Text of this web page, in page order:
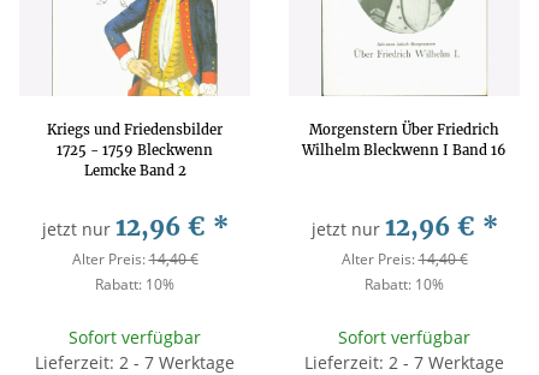
Kriegs und Friedensbilder
1725 - 1759 Bleckwenn
Lemcke Band 2
jetzt nur 12,96 € *
Alter Preis:14,40 €
Rabatt: 10%
Sofort verfügbar
Lieferzeit: 2 - 7 Werktage
Morgenstern Über Friedrich
Wilhelm Bleckwenn I Band 16
jetzt nur 12,96 € *
Alter Preis:14,40 €
Rabatt: 10%
Sofort verfügbar
Lieferzeit: 2 - 7 Werktage